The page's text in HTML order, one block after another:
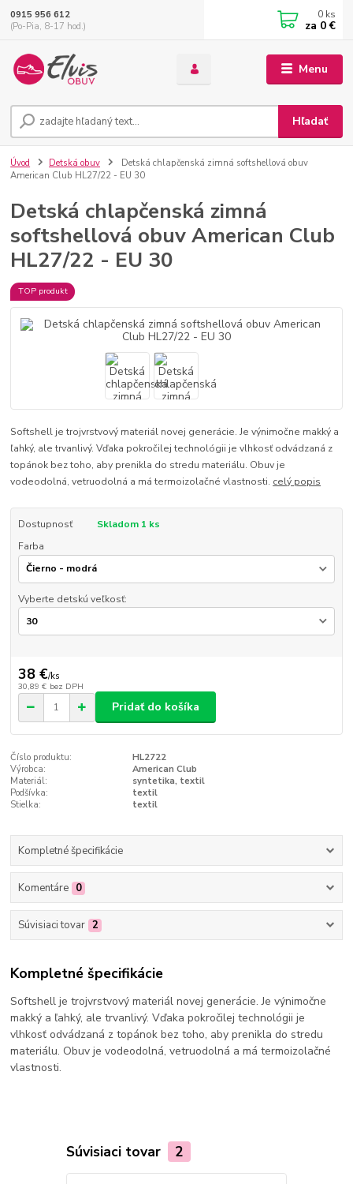
Menu
Hľadať
0915 956 612
(Po-Pia, 8-17 hod.)
0 ks
za 0 €
Úvod Detská obuv
Detská chlapčenská zimná softshellová obuv
American Club HL27/22 - EU 30
Detská chlapčenská zimná
softshellová obuv American Club
HL27/22 - EU 30
TOP produkt
Softshell je trojvrstvový materiál novej generácie. Je výnimočne makký a
ľahký, ale trvanlivý. Vďaka pokročilej technológii je vlhkosť odvádzaná z
topánok bez toho, aby prenikla do stredu materiálu. Obuv je
vodeodolná, vetruodolná a má termoizolačné vlastnosti. celý popis
Dostupnosť
Skladom 1 ks
Farba
Vyberte detskú veľkosť:
38 €/ks
30,89 € bez DPH
Pridať do košíka
Číslo produktu:
HL2722
Výrobca:
American Club
Materiál:
syntetika, textil
Podšívka:
textil
Stielka:
textil
Kompletné špecifikácie
Komentáre 0
Súvisiaci tovar 2
Kompletné špecifikácie
Softshell je trojvrstvový materiál novej generácie. Je výnimočne
makký a ľahký, ale trvanlivý. Vďaka pokročilej technológii je
vlhkosť odvádzaná z topánok bez toho, aby prenikla do stredu
materiálu. Obuv je vodeodolná, vetruodolná a má termoizolačné
vlastnosti.
Súvisiaci tovar 2